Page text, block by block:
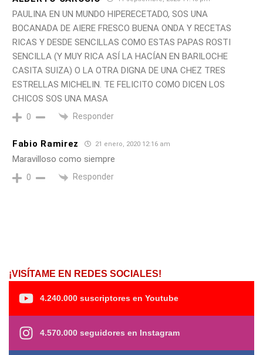
PAULINA EN UN MUNDO HIPERECETADO, SOS UNA
BOCANADA DE AIERE FRESCO BUENA ONDA Y RECETAS
RICAS Y DESDE SENCILLAS COMO ESTAS PAPAS ROSTI
SENCILLA (Y MUY RICA ASÍ LA HACÍAN EN BARILOCHE
CASITA SUIZA) O LA OTRA DIGNA DE UNA CHEZ TRES
ESTRELLAS MICHELIN. TE FELICITO COMO DICEN LOS
CHICOS SOS UNA MASA
0 Responder
Fabio Ramirez 21 enero, 2020 12:16 am
Maravilloso como siempre
0 Responder
¡VISÍTAME EN REDES SOCIALES!
4.240.000 suscriptores en Youtube
4.570.000 seguidores en Instagram